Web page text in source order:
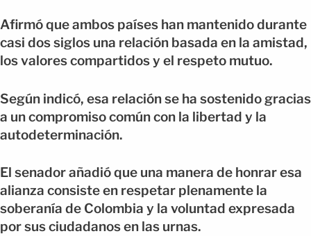
Afirmó que ambos países han mantenido durante
casi dos siglos una relación basada en la amistad,
los valores compartidos y el respeto mutuo.
Según indicó, esa relación se ha sostenido gracias
a un compromiso común con la libertad y la
autodeterminación.
El senador añadió que una manera de honrar esa
alianza consiste en respetar plenamente la
soberanía de Colombia y la voluntad expresada
por sus ciudadanos en las urnas.